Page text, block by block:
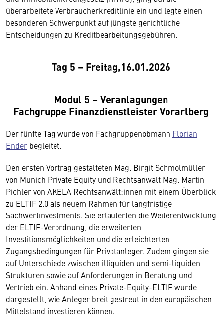
überarbeitete Verbraucherkreditlinie ein und legte einen
besonderen Schwerpunkt auf jüngste gerichtliche
Entscheidungen zu Kreditbearbeitungsgebühren.
Tag 5 – Freitag,16.01.2026
Modul 5 – Veranlagungen
Fachgruppe Finanzdienstleister Vorarlberg
Der fünfte Tag wurde von Fachgruppenobmann Florian
Ender begleitet.
Den ersten Vortrag gestalteten Mag. Birgit Schmolmüller
von Munich Private Equity und Rechtsanwalt Mag. Martin
Pichler von AKELA Rechtsanwält:innen mit einem Überblick
zu ELTIF 2.0 als neuem Rahmen für langfristige
Sachwertinvestments. Sie erläuterten die Weiterentwicklung
der ELTIF-Verordnung, die erweiterten
Investitionsmöglichkeiten und die erleichterten
Zugangsbedingungen für Privatanleger. Zudem gingen sie
auf Unterschiede zwischen illiquiden und semi-liquiden
Strukturen sowie auf Anforderungen in Beratung und
Vertrieb ein. Anhand eines Private-Equity-ELTIF wurde
dargestellt, wie Anleger breit gestreut in den europäischen
Mittelstand investieren können.